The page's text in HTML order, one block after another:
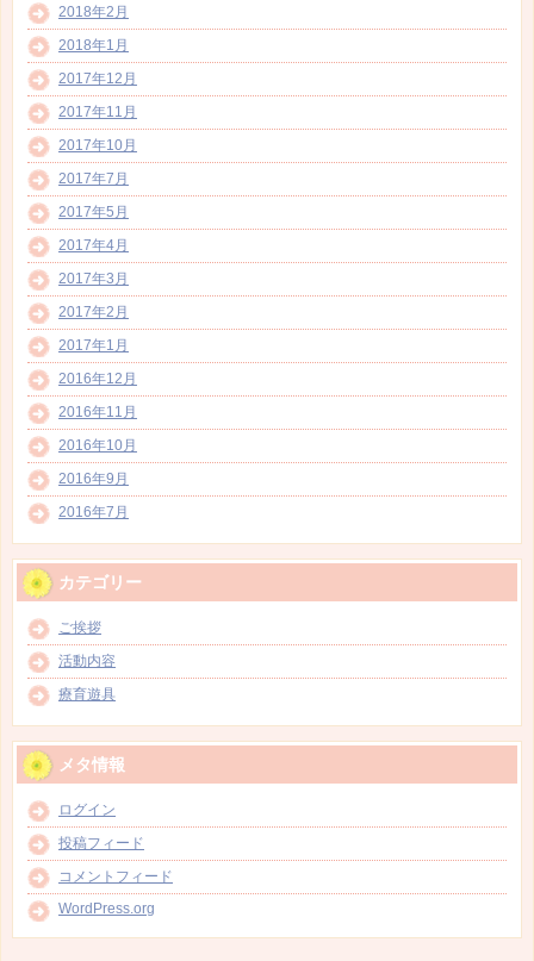
2018年2月
2018年1月
2017年12月
2017年11月
2017年10月
2017年7月
2017年5月
2017年4月
2017年3月
2017年2月
2017年1月
2016年12月
2016年11月
2016年10月
2016年9月
2016年7月
カテゴリー
ご挨拶
活動内容
療育遊具
メタ情報
ログイン
投稿フィード
コメントフィード
WordPress.org